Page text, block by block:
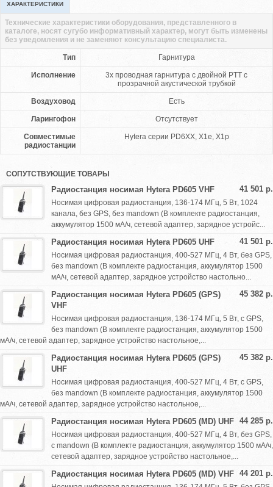
ХАРАКТЕРИСТИКИ
Тип Гарнитура
Исполнение
3х проводная гарнитура с двойной PTT с
прозрачной акустической трубкой
Воздуховод Есть
Ларингофон Отсутствует
Совместимые
радиостанции
Hytera серии PD6XX, X1e, X1p
Технические характеристики оборудования, представленного в
каталоге, носят сугубо информативный характер, могут быть изменены
без уведомления и не заменяют консультацию специалиста.
СОПУТСТВУЮЩИЕ ТОВАРЫ
41 501 р.
Радиостанция носимая Hytera PD605 VHF
Носимая цифровая радиостанция, 136-174 МГц, 5 Вт, 1024
канала, без GPS, без mandown (В комплекте радиостанция,
аккумулятор 1500 мА/ч, сетевой адаптер, зарядное устройс...
41 501 р.
Радиостанция носимая Hytera PD605 UHF
Носимая цифровая радиостанция, 400-527 МГц, 4 Вт, без GPS,
без mandown (В комплекте радиостанция, аккумулятор 1500
мА/ч, сетевой адаптер, зарядное устройство настольно...
45 382 р.
Радиостанция носимая Hytera PD605 (GPS)
VHF
Носимая цифровая радиостанция, 136-174 МГц, 5 Вт, с GPS,
без mandown (В комплекте радиостанция, аккумулятор 1500
мА/ч, сетевой адаптер, зарядное устройство настольное,...
45 382 р.
Радиостанция носимая Hytera PD605 (GPS)
UHF
Носимая цифровая радиостанция, 400-527 МГц, 4 Вт, с GPS,
без mandown (В комплекте радиостанция, аккумулятор 1500
мА/ч, сетевой адаптер, зарядное устройство настольное,...
44 285 р.
Радиостанция носимая Hytera PD605 (MD) UHF
Носимая цифровая радиостанция, 400-527 МГц, 4 Вт, без GPS,
с mandown (В комплекте радиостанция, аккумулятор 1500 мА/ч,
сетевой адаптер, зарядное устройство настольное,...
44 201 р.
Радиостанция носимая Hytera PD605 (MD) VHF